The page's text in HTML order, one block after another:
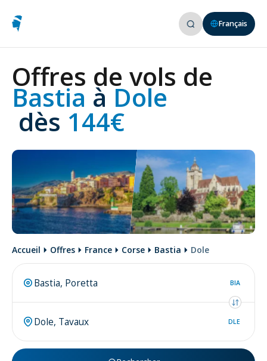
Français
Offres de vols de
Bastia à Dole
dès 144€
Accueil Offres France Corse Bastia Dole
BIA
DLE